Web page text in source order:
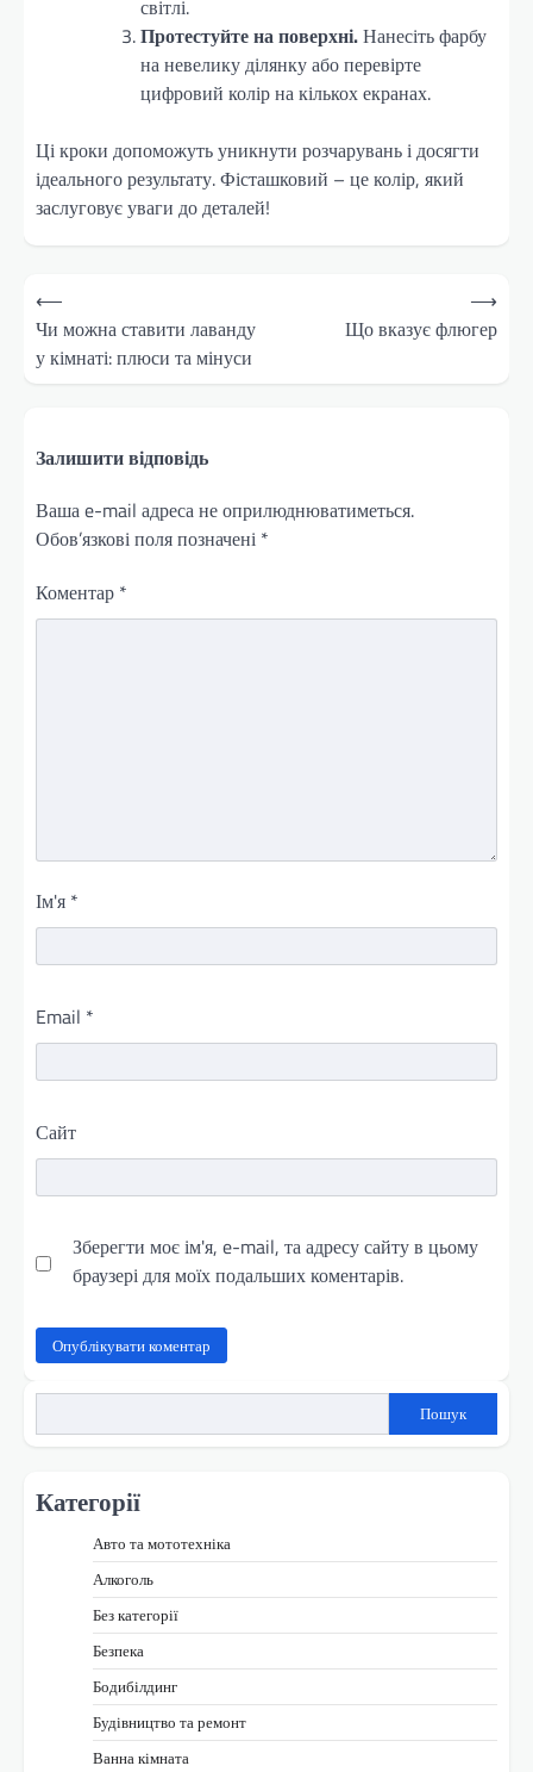
світлі.
Протестуйте на поверхні.Нанесіть фарбу
на невелику ділянку або перевірте
цифровий колір на кількох екранах.
Ці кроки допоможуть уникнути розчарувань і досягти
ідеального результату. Фісташковий – це колір, який
заслуговує уваги до деталей!
Навігація
записів
⟵
Чи можна ставити лаванду
у кімнаті: плюси та мінуси
Що вказує флюгер
⟶
Залишити відповідь
Ваша e-mail адреса не оприлюднюватиметься.
Обов’язкові поля позначені *
Коментар *
Ім'я *
Email *
Сайт
Зберегти моє ім'я, e-mail, та адресу сайту в цьому
браузері для моїх подальших коментарів.
Пошук
Категорії
Авто та мототехніка
Алкоголь
Без категорії
Безпека
Бодибілдинг
Будівництво та ремонт
Ванна кімната